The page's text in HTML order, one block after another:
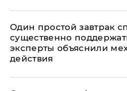
Один простой завтрак
существенно
эксперты объяснили
действия